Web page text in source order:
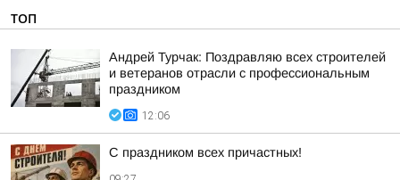
ТОП
Андрей Турчак: Поздравляю всех строителей
и ветеранов отрасли с профессиональным
праздником
12:06
С праздником всех причастных!